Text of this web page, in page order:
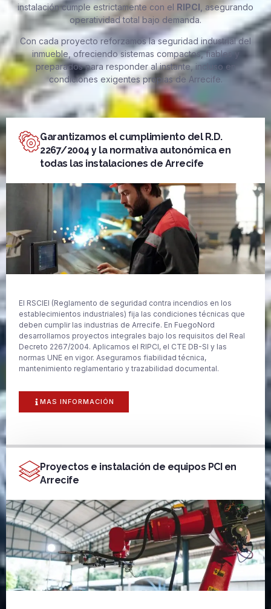
instalación cumple estrictamente con el RIPCI , asegurando
operatividad total bajo demanda.
Con cada proyecto reforzamos la seguridad industrial del
inmueble, ofreciendo sistemas compactos, fiables y
preparados para responder al instante, incluso en
condiciones exigentes propias de Arrecife.
Garantizamos el cumplimiento del R.D.
2267/2004 y la normativa autonómica en
todas las instalaciones de Arrecife
El RSCIEI (Reglamento de seguridad contra incendios en los
establecimientos industriales) fija las condiciones técnicas que
deben cumplir las industrias de Arrecife. En FuegoNord
desarrollamos proyectos integrales bajo los requisitos del Real
Decreto 2267/2004. Aplicamos el RIPCI, el CTE DB-SI y las
normas UNE en vigor. Aseguramos fiabilidad técnica,
mantenimiento reglamentario y trazabilidad documental.
MAS INFORMACIÓN
Proyectos e instalación de equipos PCI en
Arrecife